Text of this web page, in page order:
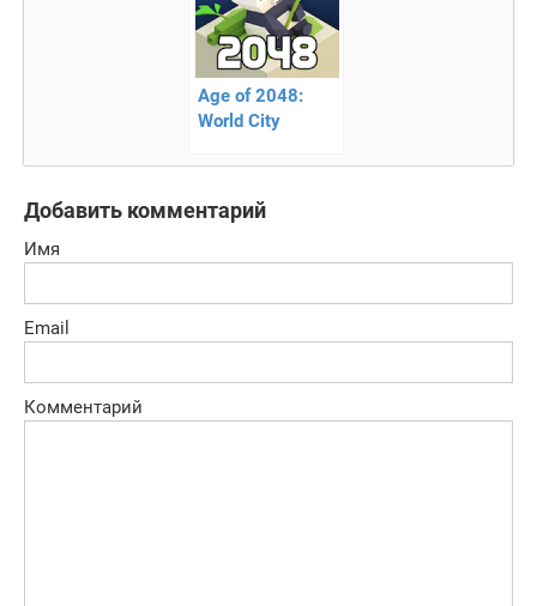
Age of 2048:
World City
—
занимательная
головоломка!
Добавить комментарий
Имя
Email
Комментарий